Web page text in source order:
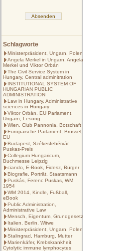
Schlagworte
Ministerpräsident, Ungarn, Polen
Angela Merkel in Ungarn, Angela
Merkel und Viktor Orbán
The Civil Service System in
Hungary, Central adminitration
INSTITUTIONAL SYSTEM OF
HUNGARIAN PUBLIC
ADMINISTRATION
Law in Hungary, Administrative
sciences in Hungary
Viktor Orbán, EU Parlament,
Ungarn, Lesung
Wien, Club Pannonia, Botschaft
Europäische Parlament, Brussel,
EU
Budapest, Székesfehérvár,
Puskas-Preis
Collegium Hungaricum,
Buchmesse Leipzig
ciando, E-Book, Fidesz, Bürger
Biografie, Porträt, Staatsmann
Puskás, Ferenc Puskas, WM
1954
WM 2014, Kindle, Fußball,
eBook
Public Administration,
Administrative Law
Mensch, Eigentum, Grundgesetz
Italien, Berlin, Witwe
Ministerpräsident, Ungarn, Polen
Stalingrad, Hamburg, Mutter
Marienkäfer, Krebskrankheit,
Cytolytic immune lymphocytes